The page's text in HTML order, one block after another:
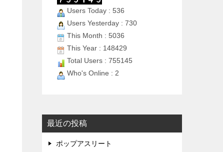
Users Today : 536
Users Yesterday : 730
This Month : 5036
This Year : 148429
Total Users : 755145
Who's Online : 2
最近の投稿
ポップアスリート